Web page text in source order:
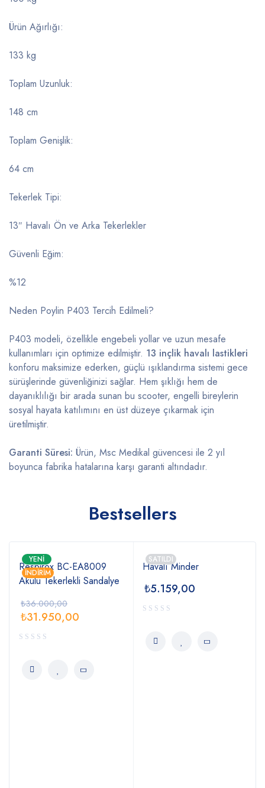
Ürün Ağırlığı:
133 kg
Toplam Uzunluk:
148 cm
Toplam Genişlik:
64 cm
Tekerlek Tipi:
13″ Havalı Ön ve Arka Tekerlekler
Güvenli Eğim:
%12
Neden Poylin P403 Tercih Edilmeli?
P403 modeli, özellikle engebeli yollar ve uzun mesafe
kullanımları için optimize edilmiştir. 13 inçlik havalı lastikleri
konforu maksimize ederken, güçlü ışıklandırma sistemi gece
sürüşlerinde güvenliğinizi sağlar. Hem şıklığı hem de
dayanıklılığı bir arada sunan bu scooter, engelli bireylerin
sosyal hayata katılımını en üst düzeye çıkarmak için
üretilmiştir.
Garanti Süresi: Ürün, Msc Medikal güvencesi ile 2 yıl
boyunca fabrika hatalarına karşı garanti altındadır.
Bestsellers
YENI
İNDIRIM
Respirox BC-EA8009
Akülü Tekerlekli Sandalye
₺36.000,00
₺31.950,00
SATILDI
Havalı Minder
₺5.159,00